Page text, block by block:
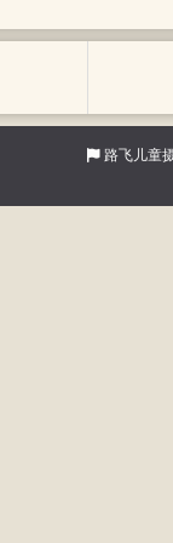
路飞儿童